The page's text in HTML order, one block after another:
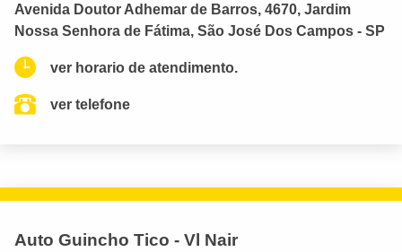
Avenida Doutor Adhemar de Barros, 4670, Jardim
Nossa Senhora de Fátima, São José Dos Campos - SP
ver horario de atendimento.
ver telefone
Auto Guincho Tico - Vl Nair